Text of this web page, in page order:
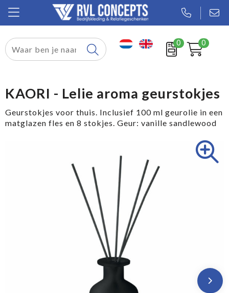
0 0
Relatiegeschenken
Tassen
Sport
KAORI - Lelie aroma geurstokjes
Geurstokjes voor thuis. Inclusief 100 ml geurolie in een
matglazen fles en 8 stokjes. Geur: vanille sandlewood